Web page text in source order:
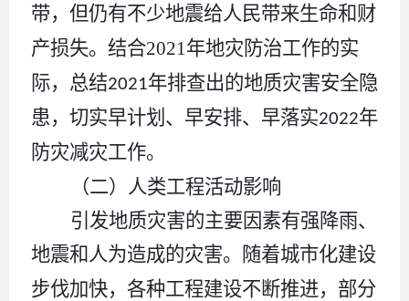
带，但仍有不少地震给人民带来生命和财
产损失。 结合2021 年地灾防治工作的实
际，总结2021年排查出的地质灾害安全隐
患，切实早计划、早安排、早落实2022年
防灾减灾工作。
（二）人类工程活动影响
引发地质灾害的主要因素有强降雨、
地震和人为造成的灾害。
随着城市化建设
步伐加快，各种工程建设不断推进， 部分